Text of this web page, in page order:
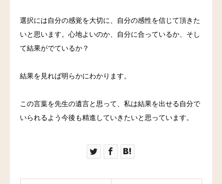
選択には自分の感覚を大切に、自分の感性を信じて頂きた
いと思います。心地よいのか、自分に合っているか、そし
て結果がでているか？
結果を見れば明らかにわかります。
この言葉を先生の遺言と思って、私は結果を出せる自分で
いられるよう今後も精進していきたいと思っています。